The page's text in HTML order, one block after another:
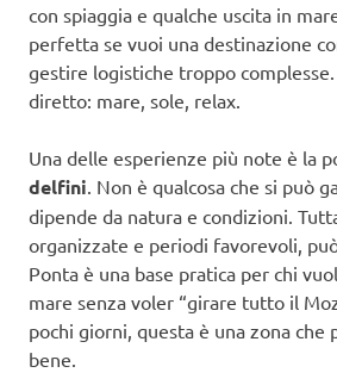
con spiaggia e qualche uscita in
perfetta se vuoi una destinazione
gestire logistiche troppo
diretto: mare, sole, relax.
Una delle esperienze più note è la
delfini . Non è qualcosa che si può
dipende da natura e condizioni.
organizzate e periodi favorevoli,
Ponta è una base pratica per chi
mare senza voler “girare tutto il
pochi giorni, questa è una zona che
bene.